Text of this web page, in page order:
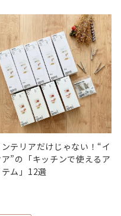
ンテリアだけじゃない！“イ
ア”の「キッチンで使えるア
テム」12選